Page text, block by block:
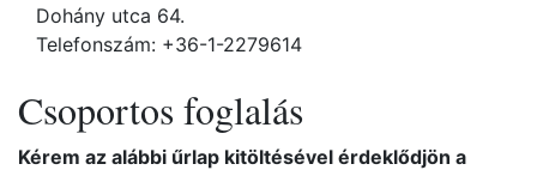
Dohány utca 64.
Telefonszám: +36-1-2279614
Csoportos foglalás
Kérem az alábbi űrlap kitöltésével érdeklődjön a